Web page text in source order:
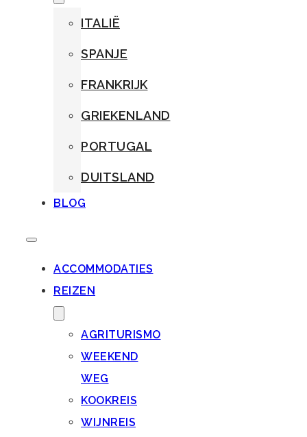
ITALIË
SPANJE
FRANKRIJK
GRIEKENLAND
PORTUGAL
DUITSLAND
BLOG
ACCOMMODATIES
REIZEN
AGRITURISMO
WEEKEND
WEG
KOOKREIS
WIJNREIS